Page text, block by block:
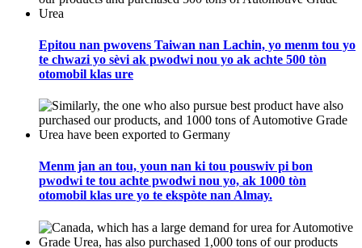
Epitou nan pwovens Taiwan nan Lachin, yo menm tou yo
te chwazi yo sèvi ak pwodwi nou yo ak achte 500 tòn
otomobil klas ure
Menm jan an tou, youn nan ki tou pouswiv pi bon
pwodwi te tou achte pwodwi nou yo, ak 1000 tòn
otomobil klas ure yo te ekspòte nan Almay.